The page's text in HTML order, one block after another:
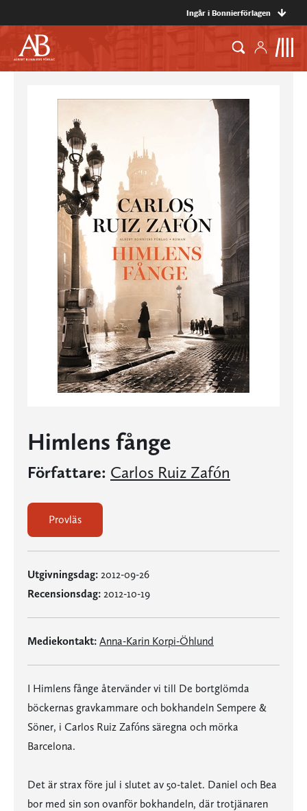
Ingår i Bonnierförlagen
Himlens fånge
Författare: Carlos Ruiz Zafón
Provläs
Utgivningsdag: 2012-09-26
Recensionsdag: 2012-10-19
Mediekontakt: Anna-Karin Korpi-Öhlund
I Himlens fånge återvänder vi till De bortglömda
böckernas gravkammare och bokhandeln Sempere &
Söner, i Carlos Ruiz Zafóns säregna och mörka
Barcelona.
Det är strax före jul i slutet av 50-talet. Daniel och Bea
bor med sin son ovanför bokhandeln, där trotjänaren